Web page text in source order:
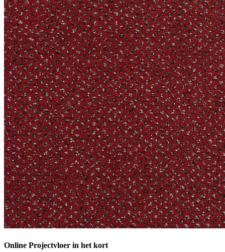
Online Projectvloer in het kort